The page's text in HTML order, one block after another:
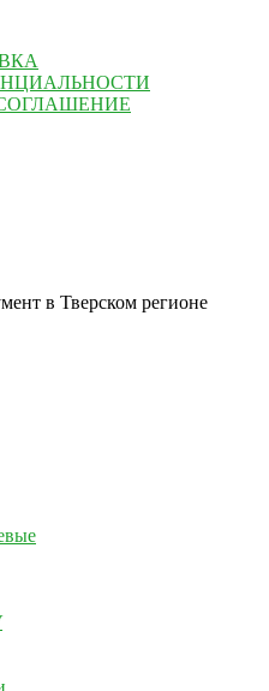
в Тверском регионе